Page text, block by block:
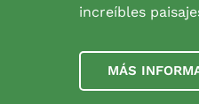
increíbles
MÁS